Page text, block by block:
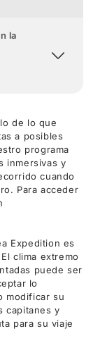
la
de lo que
a posibles
programa
inmersivas y
cuando
Para acceder
Expedition es
clima extremo
puede ser
lo
modificar su
capitanes y
para su viaje